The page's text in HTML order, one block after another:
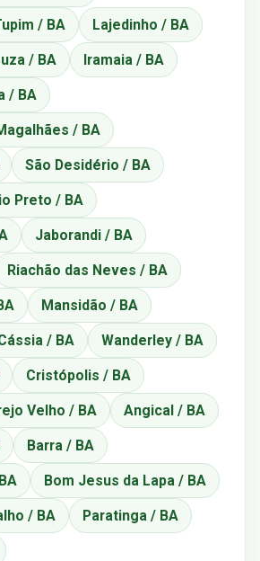
/ BA Lajedinho / BA
/ BA Iramaia / BA
/ BA
/ BA
São Desidério / BA
Preto / BA
Jaborandi / BA
Riachão das Neves / BA
Mansidão / BA
/ BA Wanderley / BA
Cristópolis / BA
Velho / BA Angical / BA
Barra / BA
Bom Jesus da Lapa / BA
/ BA Paratinga / BA